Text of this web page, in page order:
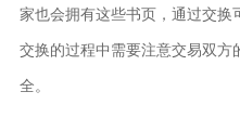
家也会拥有这些书页，通过交
交换的过程中需要注意交易双
全。